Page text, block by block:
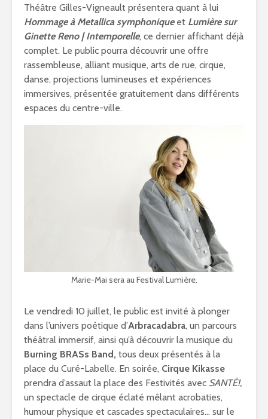
Théâtre Gilles-Vigneault présentera quant à lui
Hommage à Metallica symphoniqueet Lumière sur
Ginette Reno | Intemporelle, ce dernier affichant déjà
complet. Le public pourra découvrir une offre
rassembleuse, alliant musique, arts de rue, cirque,
danse, projections lumineuses et expériences
immersives, présentée gratuitement dans différents
espaces du centre-ville.
Marie-Mai sera au Festival Lumière.
Le vendredi 10 juillet, le public est invité à plonger
dans l’univers poétique d’Arbracadabra, un parcours
théâtral immersif, ainsi qu’à découvrir la musique du
Burning BRASs Band, tous deux présentés à la
place du Curé-Labelle. En soirée, Cirque Kikasse
prendra d’assaut la place des Festivités avec SANTÉ!,
un spectacle de cirque éclaté mêlant acrobaties,
humour physique et cascades spectaculaires… sur le